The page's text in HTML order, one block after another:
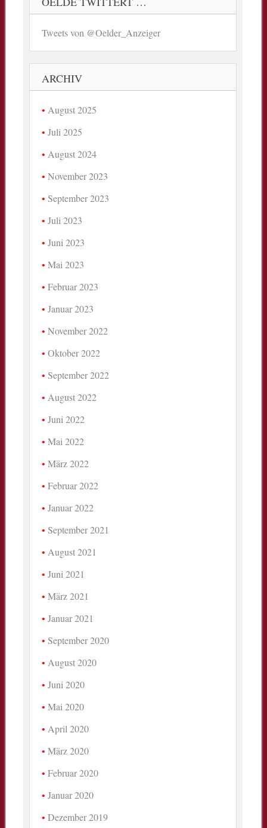
Tweets von @Oelder_Anzeiger
ARCHIV
August 2025
Juli 2025
August 2024
November 2023
September 2023
Juli 2023
Juni 2023
Mai 2023
Februar 2023
Januar 2023
November 2022
Oktober 2022
September 2022
August 2022
Juni 2022
Mai 2022
März 2022
Februar 2022
Januar 2022
September 2021
August 2021
Juni 2021
März 2021
Januar 2021
September 2020
August 2020
Juni 2020
Mai 2020
April 2020
März 2020
Februar 2020
Januar 2020
Dezember 2019